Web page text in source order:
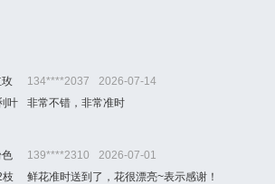
134****2037
2026-07-14
非常不错，非常准时
139****2310
2026-07-01
鲜花准时送到了，花很漂亮~表示感谢！